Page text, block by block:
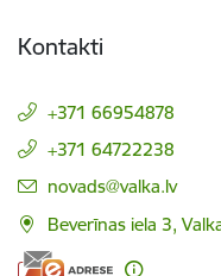
Kontakti
+371 66954878
+371 64722238
E-pasts:
novads@valka.lv
Beverīnas iela 3,